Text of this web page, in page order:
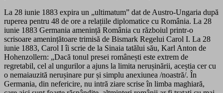
La 28 iunie 1883 expira un „ultimatum” dat de Austro-Ungaria după
ruperea pentru 48 de ore a relațiile diplomatice cu România. La 28
iunie 1883 Germania amenință România cu războiul printr-o
scrisoare amenințătoare trimisă de Bismark Regelui Carol I. La 28
iunie 1883, Carol I îi scrie de la Sinaia tatălui său, Karl Anton de
Hohenzollern: „Dacă tonul presei românești este extrem de
regretabil, cel al ungurilor a ajuns la limita nerușinării, aceștia cer cu
o nemaiauzită nerușinare pur și simplu anexiunea /noastră/. În
Germania, din nefericire, nu intră ziare scrise în limba maghiară,